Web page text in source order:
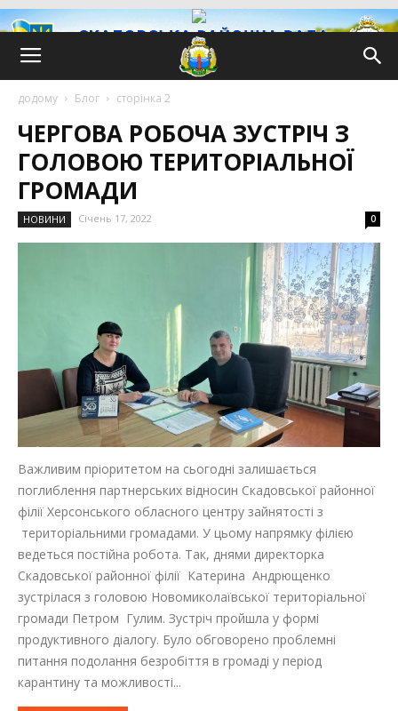
додому Блог сторінка 2
ЧЕРГОВА РОБОЧА ЗУСТРІЧ З
ГОЛОВОЮ ТЕРИТОРІАЛЬНОЇ
ГРОМАДИ
НОВИНИ Січень 17, 2022 0
Важливим пріоритетом на сьогодні залишається
поглиблення партнерських відносин Скадовської районної
філії Херсонського обласного центру зайнятості з
територіальними громадами. У цьому напрямку філією
ведеться постійна робота. Так, днями директорка
Скадовської районної філії Катерина Андрющенко
зустрілася з головою Новомиколаївської територіальної
громади Петром Гулим. Зустріч пройшла у формі
продуктивного діалогу. Було обговорено проблемні
питання подолання безробіття в громаді у період
карантину та можливості...